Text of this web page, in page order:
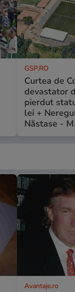
GSP.RO
Curtea de
devastator
pierdut
lei +
Năstase -
Avantaje.ro